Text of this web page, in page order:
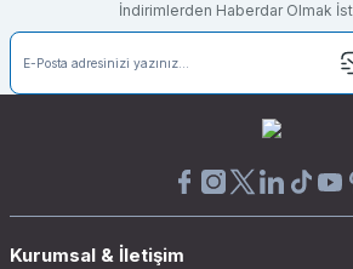
İndirimlerden Haberdar Olmak
Kurumsal & İletişim